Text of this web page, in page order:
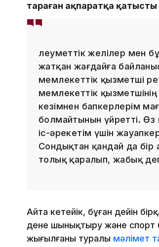
тараған ақпаратқа қатысты
Әлеуметтік желілер мен
жатқан жағдайға
мемлекеттік қызметші
мемлекеттік
кезімнен бапкерлерім
болмайтынын үйретті. Өз
іс-әрекетім үшін
Сондықтан қандай да
толық қаралып, жабық
Айта кетейік, бұған дейін
дене шынықтыру және спорт
жығылғаны туралы мәлімет